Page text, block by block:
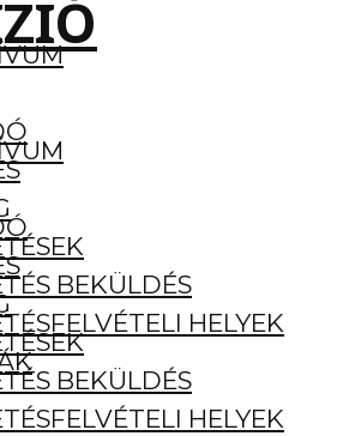
BEKÜLDÉS
HELYEK
BEKÜLDÉS
HELYEK